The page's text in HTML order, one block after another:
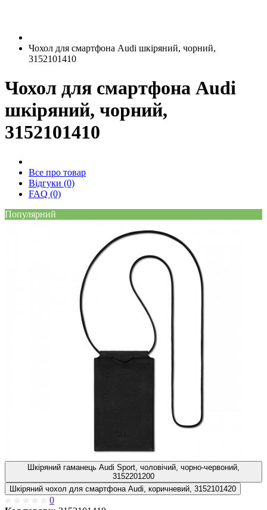
Чохол для смартфона Audi шкіряний, чорний,
3152101410
Чохол для смартфона Audi
шкіряний, чорний,
3152101410
Все про товар
Відгуки (0)
FAQ (0)
Популярний
Шкіряний гаманець Audi Sport, чоловічий, чорно-червоний,
3152201200
Шкіряний чохол для смартфона Audi, коричневий, 3152101420
0